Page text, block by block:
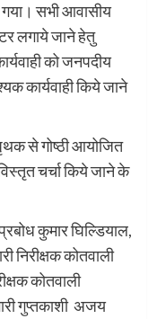
गया। सभी आवासीय
लगाये जाने हेतु
को जनपदीय
कार्यवाही किये जाने
से गोष्ठी आयोजित
चर्चा किये जाने के
कुमार घिल्डियाल,
निरीक्षक कोतवाली
कोतवाली
गुप्तकाशी अजय